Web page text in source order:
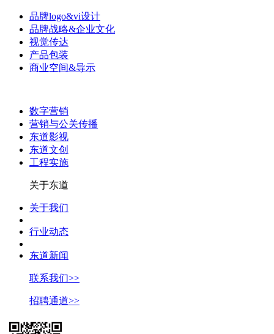
品牌logo&vi设计
品牌战略&企业文化
视觉传达
产品包装
商业空间&导示
数字营销
营销与公关传播
东道影视
东道文创
工程实施
关于东道
关于我们
行业动态
东道新闻
联系我们>>
招聘通道>>